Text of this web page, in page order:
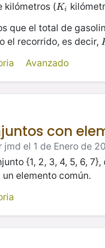
kilómetros (Ki
Ki
que el total de
el recorrido, es decir,
Avanzado
con
jmd el 1 de Enero de
{1, 2, 3, 4, 5, 6,
elemento común.